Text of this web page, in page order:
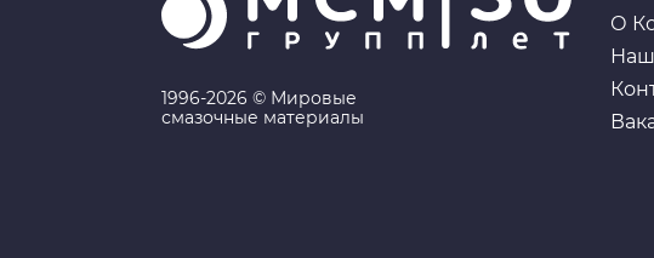
1996-2026 © Мировые
смазочные материалы
О